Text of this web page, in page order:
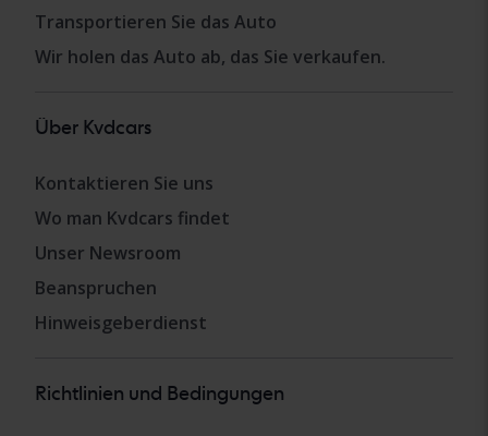
Transportieren Sie das Auto
Wir holen das Auto ab, das Sie verkaufen.
Über Kvdcars
Kontaktieren Sie uns
Wo man Kvdcars findet
Unser Newsroom
Beanspruchen
Hinweisgeberdienst
Richtlinien und Bedingungen